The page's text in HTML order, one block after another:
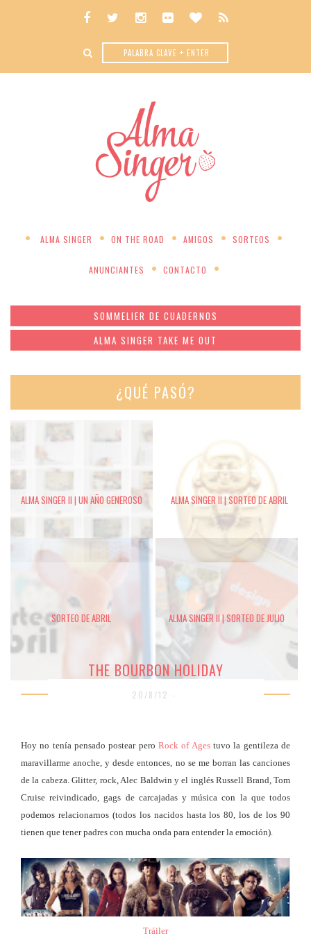
ALMA SINGER ON THE ROAD AMIGOS SORTEOS
ANUNCIANTES CONTACTO
SOMMELIER DE CUADERNOS
ALMA SINGER TAKE ME OUT
¿QUÉ PASÓ?
ALMA SINGER II | UN AÑO GENEROSO ALMA SINGER II | SORTEO DE ABRIL
SORTEO DE ABRIL ALMA SINGER II | SORTEO DE JULIO
THE BOURBON HOLIDAY
20/8/12 -
Hoy no tenía pensado postear pero Rock of Agestuvo la gentileza de
maravillarme anoche, y desde entonces, no se me borran las canciones
de la cabeza. Glitter, rock, Alec Baldwin y el inglés Russell Brand, Tom
Cruise reivindicado, gags de carcajadas y música con la que todos
podemos relacionarnos (todos los nacidos hasta los 80, los de los 90
tienen que tener padres con mucha onda para entender la emoción).
Tráiler